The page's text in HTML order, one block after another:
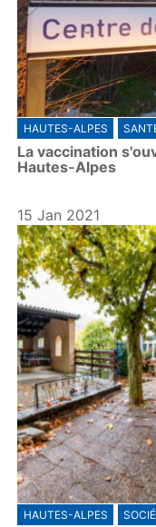
HAUTES-ALPES
La vaccination
Hautes-Alpes
15 Jan 2021
HAUTES-ALPES